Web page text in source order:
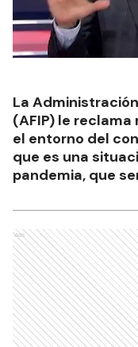
La
(AFIP) le reclama
el entorno del
que es una
pandemia, que
Ads